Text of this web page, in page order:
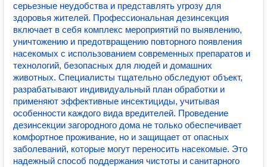
серьезные неудобства и представлять угрозу для
здоровья жителей. Профессиональная дезинсекция
включает в себя комплекс мероприятий по выявлению,
уничтожению и предотвращению повторного появления
насекомых с использованием современных препаратов и
технологий, безопасных для людей и домашних
животных. Специалисты тщательно обследуют объект,
разрабатывают индивидуальный план обработки и
применяют эффективные инсектициды, учитывая
особенности каждого вида вредителей. Проведение
дезинсекции загородного дома не только обеспечивает
комфортное проживание, но и защищает от опасных
заболеваний, которые могут переносить насекомые. Это
надежный способ поддержания чистоты и санитарного